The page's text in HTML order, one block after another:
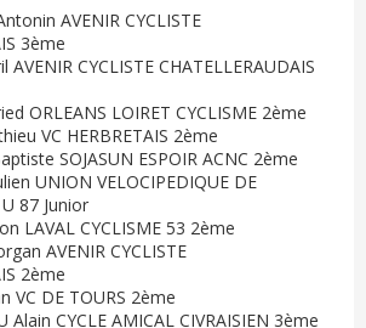
AVENIR CYCLISTE
3ème
AVENIR CYCLISTE CHATELLERAUDAIS
ORLEANS LOIRET CYCLISME 2ème
VC HERBRETAIS 2ème
SOJASUN ESPOIR ACNC 2ème
UNION VELOCIPEDIQUE DE
87 Junior
LAVAL CYCLISME 53 2ème
AVENIR CYCLISTE
2ème
VC DE TOURS 2ème
Alain CYCLE AMICAL CIVRAISIEN 3ème